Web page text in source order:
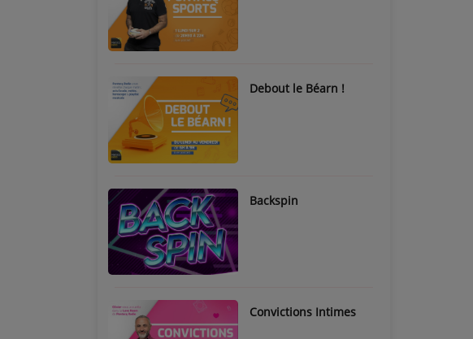
Debout le Béarn !
Backspin
Convictions Intimes